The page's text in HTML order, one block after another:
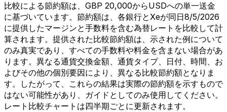
比較による節約額は、GBP 20,000からUSDへの単一送金
に基づいています。節約額は、各銀行とXeが同日8/5/2026
に提供したマージンと手数料を含む為替レートを比較して計
算されます。提供された比較節約額は、示された例について
のみ真実であり、すべての手数料や料金を含まない場合があ
ります。異なる通貨交換金額、通貨タイプ、日付、時間、お
よびその他の個別要因により、異なる比較節約額となりま
す。したがって、これらの結果は実際の節約額を示すもので
はない可能性があり、ガイドとしてのみ使用してください。
レート比較チャートは四半期ごとに更新されます。